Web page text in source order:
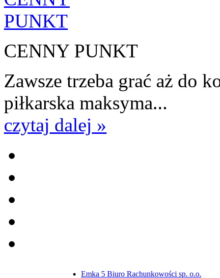
CENNY PUNKT
Zawsze trzeba grać aż do
piłkarska maksyma...
czytaj dalej »
Emka 5 Biuro Rachunkowości sp. o.o.